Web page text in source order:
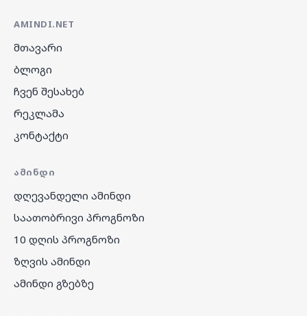
AMINDI.NET
მთავარი
ბლოგი
ჩვენ შესახებ
რეკლამა
კონტაქტი
ᲐᲛᲘᲜᲓᲘ
დღევანდელი ამინდი
საათობრივი პროგნოზი
10 დღის პროგნოზი
ზღვის ამინდი
ამინდი გზებზე